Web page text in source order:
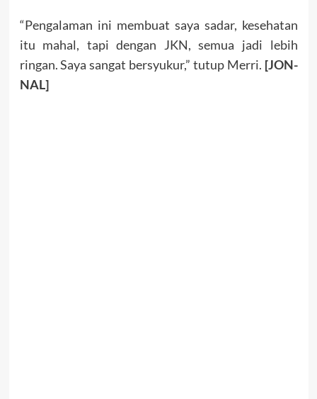
“Pengalaman ini membuat saya sadar, kesehatan
itu mahal, tapi dengan JKN, semua jadi lebih
ringan. Saya sangat bersyukur,” tutup Merri. [JON-
NAL]